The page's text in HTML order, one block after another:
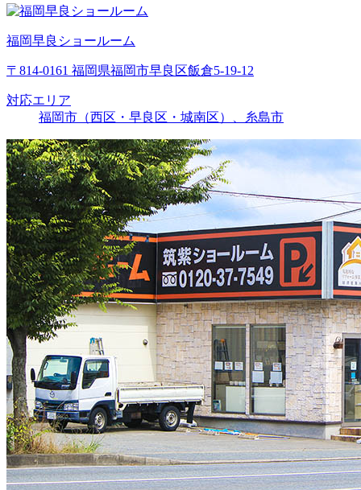
福岡早良ショールーム
〒814-0161 福岡県福岡市早良区飯倉5-19-12
対応エリア
福岡市（西区・早良区・城南区）、糸島市